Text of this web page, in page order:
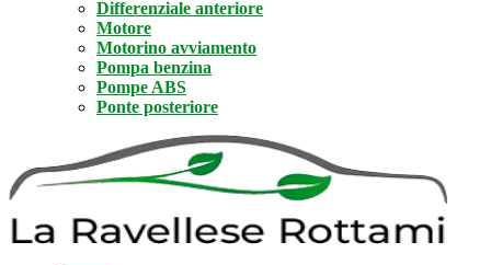
Differenziale anteriore
Motore
Motorino avviamento
Pompa benzina
Pompe ABS
Ponte posteriore